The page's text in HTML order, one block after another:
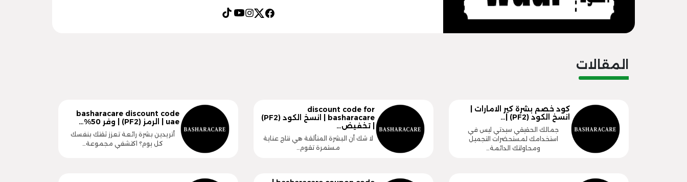
المقالات
كود خصم بشرة كير الامارات |
انسخ الكود (PF2) |…
جمالك الحقيقي سيدتي ليس في
استخدامك لمستحضرات التجميل
ومحاولتك الدائمة…
discount code for
basharacare | انسخ الكود (PF2)
| تخفيض…
لا شك أن البشرة المتألقة هي نتاج عناية
مستمرة تقوم…
basharacare discount code
uae | الرمز (PF2) | وفر 50%…
أتريدين بشرة رائعة تعزز ثقتك بنفسك
كل يوم؟ اكتشفي مجموعة…